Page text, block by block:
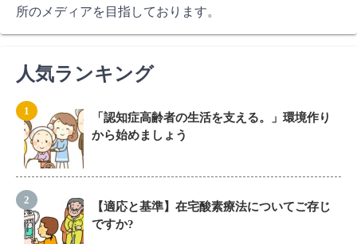
所のメディアを目指しております。
人気ランキング
「認知症高齢者の生活を支える。」環境作り
から始めましょう
【適応と基準】在宅酸素療法についてご存じ
ですか?